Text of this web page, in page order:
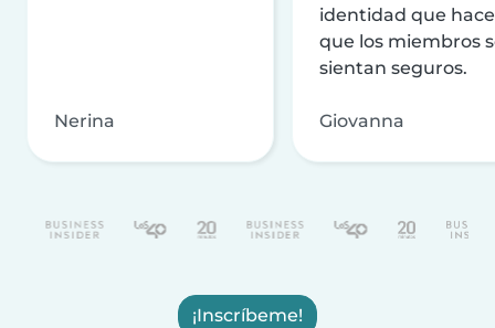
Nerina
identidad que
que los miembros
sientan seguros.
Giovanna
¡Inscríbeme!